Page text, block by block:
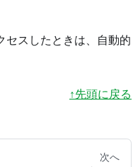
セスしたときは、自動的
↑先頭に戻る
次へ